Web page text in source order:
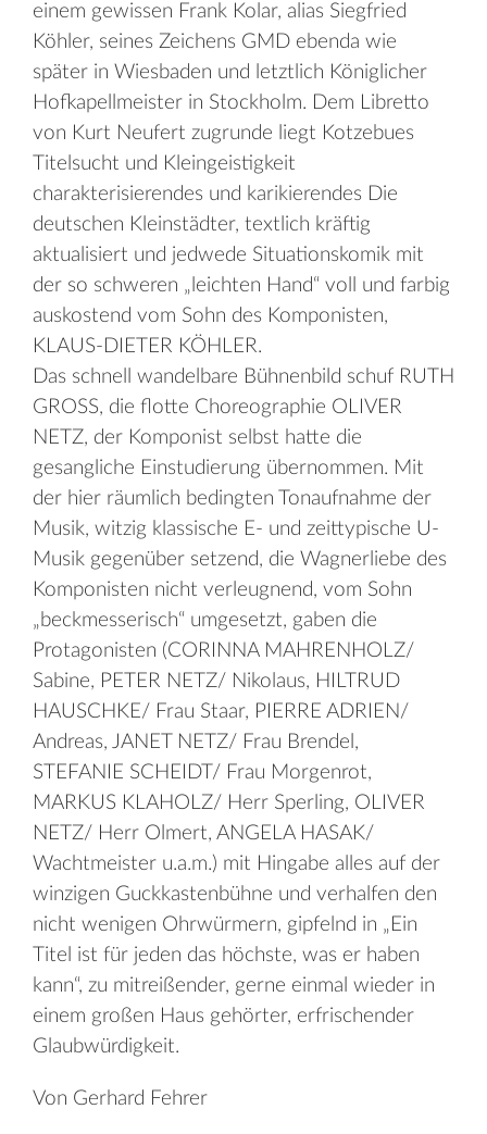
einem gewissen Frank Kolar, alias Siegfried
Köhler, seines Zeichens GMD ebenda wie
später in Wiesbaden und letztlich Königlicher
Hofkapellmeister in Stockholm. Dem Libretto
von Kurt Neufert zugrunde liegt Kotzebues
Titelsucht und Kleingeistigkeit
charakterisierendes und karikierendes Die
deutschen Kleinstädter, textlich kräftig
aktualisiert und jedwede Situationskomik mit
der so schweren „leichten Hand“ voll und farbig
auskostend vom Sohn des Komponisten,
KLAUS-DIETER KÖHLER.
Das schnell wandelbare Bühnenbild schuf RUTH
GROSS, die flotte Choreographie OLIVER
NETZ, der Komponist selbst hatte die
gesangliche Einstudierung übernommen. Mit
der hier räumlich bedingten Tonaufnahme der
Musik, witzig klassische E- und zeittypische U-
Musik gegenüber setzend, die Wagnerliebe des
Komponisten nicht verleugnend, vom Sohn
„beckmesserisch“ umgesetzt, gaben die
Protagonisten (CORINNA MAHRENHOLZ/
Sabine, PETER NETZ/ Nikolaus, HILTRUD
HAUSCHKE/ Frau Staar, PIERRE ADRIEN/
Andreas, JANET NETZ/ Frau Brendel,
STEFANIE SCHEIDT/ Frau Morgenrot,
MARKUS KLAHOLZ/ Herr Sperling, OLIVER
NETZ/ Herr Olmert, ANGELA HASAK/
Wachtmeister u.a.m.) mit Hingabe alles auf der
winzigen Guckkastenbühne und verhalfen den
nicht wenigen Ohrwürmern, gipfelnd in „Ein
Titel ist für jeden das höchste, was er haben
kann“, zu mitreißender, gerne einmal wieder in
einem großen Haus gehörter, erfrischender
Glaubwürdigkeit.
Von Gerhard Fehrer